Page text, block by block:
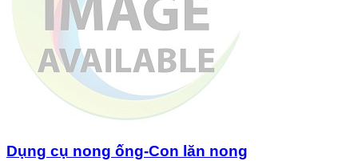
Dụng cụ nong ống-Con lăn nong